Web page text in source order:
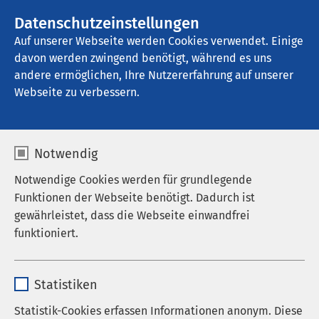
Datenschutzeinstellungen
Auf unserer Webseite werden Cookies verwendet. Einige
davon werden zwingend benötigt, während es uns
andere ermöglichen, Ihre Nutzererfahrung auf unserer
Webseite zu verbessern.
Notwendig
Notwendige Cookies werden für grundlegende
Funktionen der Webseite benötigt. Dadurch ist
gewährleistet, dass die Webseite einwandfrei
funktioniert.
Anbieter sgalinski
Statistiken
Statistik-Cookies erfassen Informationen anonym. Diese
AMEOS Klinikum Bernburg
Ethikkomitee
Am AMEOS Klinikum Bernburg wurde im Oktober
2015 das klinische Ethikkomitee ins Leben gerufen.
Angehörige und Mitarbeitende des AMEOS
Klinikums Bernburg in schwierigen Situationen eine
Neben der Beratung im Einzelfall gehört auch die